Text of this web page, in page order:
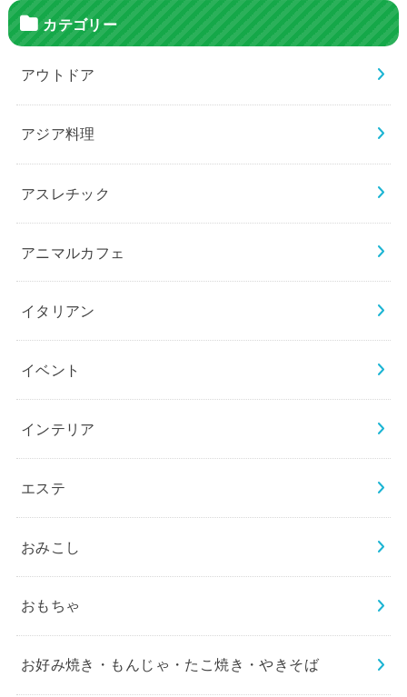
カテゴリー
アウトドア
アジア料理
アスレチック
アニマルカフェ
イタリアン
イベント
インテリア
エステ
おみこし
おもちゃ
お好み焼き・もんじゃ・たこ焼き・やきそば